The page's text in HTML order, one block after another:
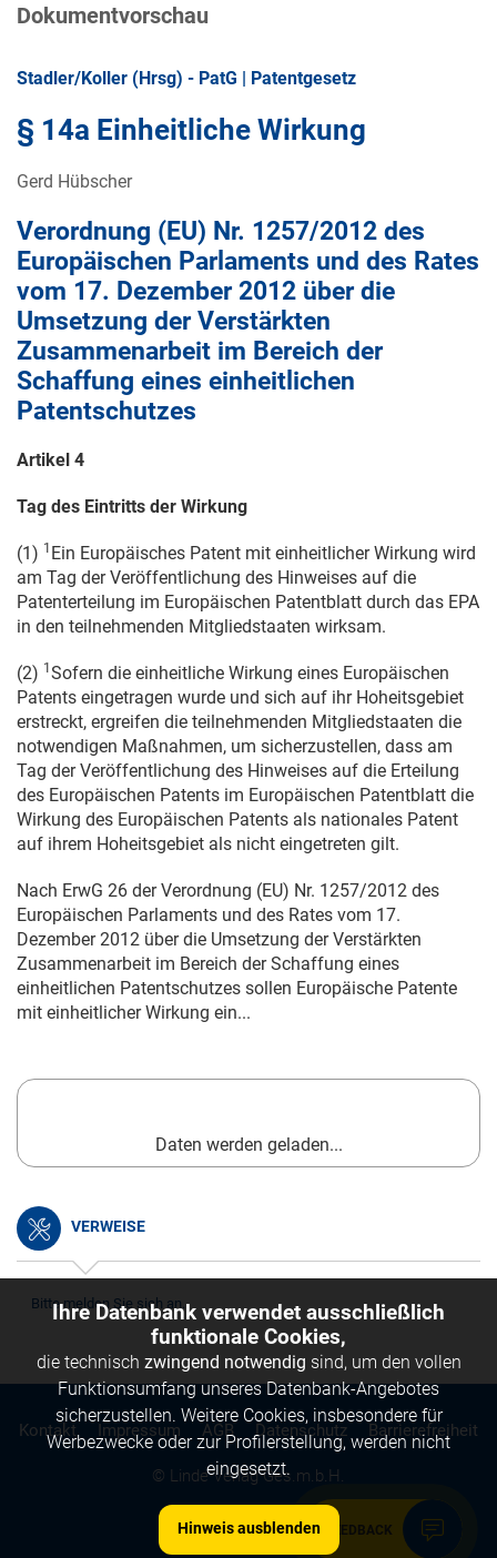
FEEDBACK
Dokumentvorschau
Stadler/Koller (Hrsg) - PatG | Patentgesetz
§ 14a Einheitliche Wirkung
Gerd Hübscher
Verordnung (EU) Nr. 1257/2012 des
Europäischen Parlaments und des Rates
vom 17. Dezember 2012 über die
Umsetzung der Verstärkten
Zusammenarbeit im Bereich der
Schaffung eines einheitlichen
Patentschutzes
Artikel 4
Tag des Eintritts der Wirkung
(1) 1 Ein Europäisches Patent mit einheitlicher Wirkung wird
am Tag der Veröffentlichung des Hinweises auf die
Patenterteilung im Europäischen Patentblatt durch das EPA
in den teilnehmenden Mitgliedstaaten wirksam.
(2) 1 Sofern die einheitliche Wirkung eines Europäischen
Patents eingetragen wurde und sich auf ihr Hoheitsgebiet
erstreckt, ergreifen die teilnehmenden Mitgliedstaaten die
notwendigen Maßnahmen, um sicherzustellen, dass am
Tag der Veröffentlichung des Hinweises auf die Erteilung
des Europäischen Patents im Europäischen Patentblatt die
Wirkung des Europäischen Patents als nationales Patent
auf ihrem Hoheitsgebiet als nicht eingetreten gilt.
Nach ErwG 26 der Verordnung (EU) Nr. 1257/2012 des
Europäischen Parlaments und des Rates vom 17.
Dezember 2012 über die Umsetzung der Verstärkten
Zusammenarbeit im Bereich der Schaffung eines
einheitlichen Patentschutzes sollen Europäische Patente
mit einheitlicher Wirkung ein...
Daten werden geladen...
VERWEISE
Bitte melden Sie sich an.
© Linde Verlag Ges.m.b.H.
Kontakt Impressum AGB Datenschutz Barrierefreiheit
Ihre Datenbank verwendet ausschließlich
funktionale Cookies,
die technisch zwingend notwendig sind, um den vollen
Funktionsumfang unseres Datenbank-Angebotes
sicherzustellen. Weitere Cookies, insbesondere für
Werbezwecke oder zur Profilerstellung, werden nicht
eingesetzt.
Hinweis ausblenden